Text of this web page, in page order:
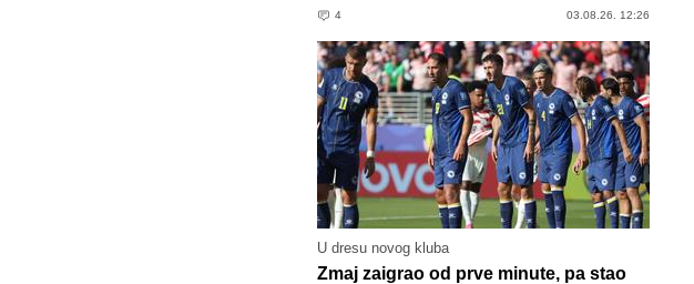
4 03.08.26. 12:26
U dresu novog kluba
Zmaj zaigrao od prve minute, pa stao